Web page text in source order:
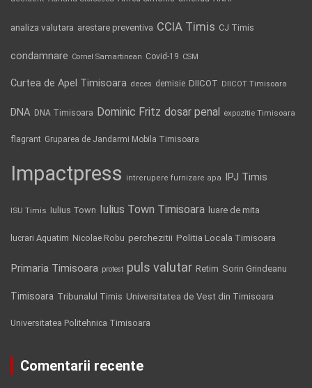
analiza valutara arestare preventiva CCIA Timis CJ Timis
condamnare Cornel Samartinean Covid-19 CSM
Curtea de Apel Timisoara deces demisie DIICOT DIICOT Timisoara
DNA DNA Timisoara Dominic Fritz dosar penal expozitie Timisoara
flagrant Gruparea de Jandarmi Mobila Timisoara
Impactpress intrerupere furnizare apa IPJ Timis
ISU Timis Iulius Town Iulius Town Timisoara luare de mita
lucrari Aquatim Nicolae Robu perchezitii Politia Locala Timisoara
Primaria Timisoara protest puls valutar Retim Sorin Grindeanu
Timisoara Tribunalul Timis Universitatea de Vest din Timisoara
Universitatea Politehnica Timisoara
Comentarii recente